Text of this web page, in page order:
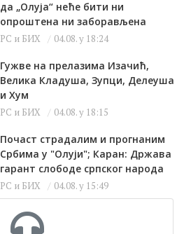
да „Олуја“ неће бити ни
опроштена ни заборављена
РС и БИХ 04.08. у 18:24
Гужве на прелазима Изачић,
Велика Кладуша, Зупци, Делеуша
и Хум
РС и БИХ 04.08. у 18:15
Почаст страдалим и прогнаним
Србима у "Олуји"; Каран: Држава
гарант слободе српског народа
РС и БИХ 04.08. у 15:49